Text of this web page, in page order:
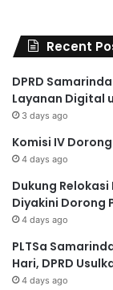
Recent
DPRD
Layanan Digital
3 days ago
Komisi IV
4 days ago
Dukung
Diyakini Dorong
4 days ago
PLTSa
Hari, DPRD
4 days ago